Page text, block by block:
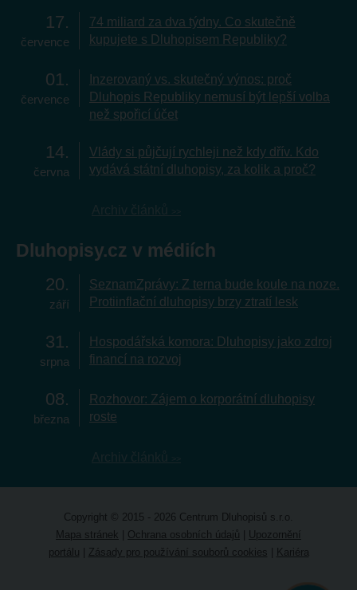
17
července
74 miliard za dva týdny. Co skutečně
kupujete s Dluhopisem Republiky?
01
července
Inzerovaný vs. skutečný výnos: proč
Dluhopis Republiky nemusí být lepší volba
než spořicí účet
14
června
Vlády si půjčují rychleji než kdy dřív. Kdo
vydává státní dluhopisy, za kolik a proč?
Dluhopisy.cz v médiích
20
září
SeznamZprávy: Z terna bude koule na noze.
Protiinflační dluhopisy brzy ztratí lesk
31
srpna
Hospodářská komora: Dluhopisy jako zdroj
financí na rozvoj
08
března
Rozhovor: Zájem o korporátní dluhopisy
roste
Copyright © 2015 - 2026 Centrum Dluhopisů s.r.o.
Mapa stránek | Ochrana osobních údajů | Upozornění
portálu | Zásady pro používání souborů cookies | Kariéra